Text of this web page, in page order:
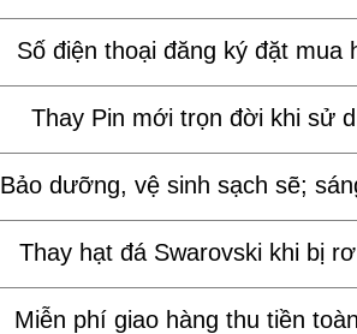
Số điện thoại đăng ký đặt mua
Thay Pin mới trọn đời khi sử
Bảo dưỡng, vệ sinh sạch sẽ;
Thay hạt đá Swarovski khi bị
Miễn phí giao hàng thu tiền